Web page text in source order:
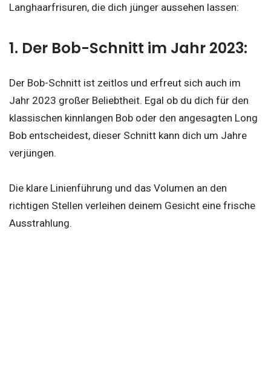
Langhaarfrisuren, die dich jünger aussehen lassen:
1. Der Bob-Schnitt im Jahr 2023:
Der Bob-Schnitt ist zeitlos und erfreut sich auch im
Jahr 2023 großer Beliebtheit. Egal ob du dich für den
klassischen kinnlangen Bob oder den angesagten Long
Bob entscheidest, dieser Schnitt kann dich um Jahre
verjüngen.
Die klare Linienführung und das Volumen an den
richtigen Stellen verleihen deinem Gesicht eine frische
Ausstrahlung.